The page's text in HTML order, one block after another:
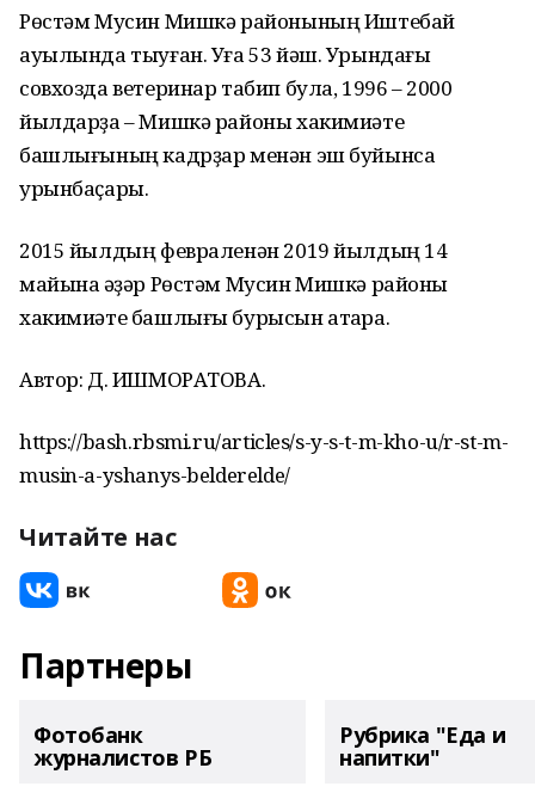
Рөстәм Мусин Мишкә районының Иштебай
ауылында тыуған. Уға 53 йәш. Урындағы
совхозда ветеринар табип була, 1996 – 2000
йылдарҙа – Мишкә районы хакимиәте
башлығының кадрҙар менән эш буйынса
урынбаҫары.
2015 йылдың февраленән 2019 йылдың 14
майына ҡәҙәр Рөстәм Мусин Мишкә районы
хакимиәте башлығы бурысын атҡара.
Автор: Д. ИШМОРАТОВА.
https://bash.rbsmi.ru/articles/s-y-s-t-m-kho-u/r-st-m-
musin-a-yshanys-belderelde/
Читайте нас
Партнеры
Фотобанк
журналистов РБ
Рубрика "Еда и
напитки"